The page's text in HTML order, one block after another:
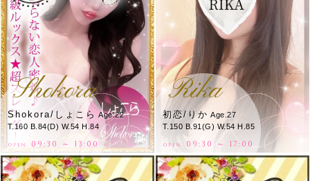
Shokora
Shokora/しょこら Age.22
T.160 B.84(D) W.54 H.84
OPEN. 09:30 ～ 13:00
Rika
初恋/りか Age.27
T.150 B.91(G) W.54 H.85
OPEN. 09:30 ～ 17:00